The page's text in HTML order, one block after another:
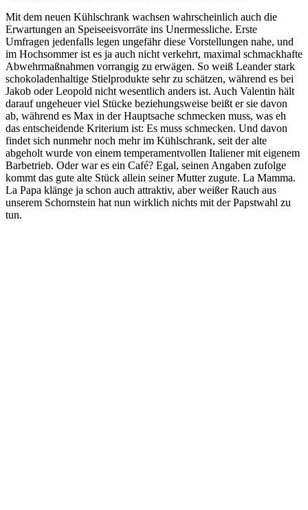
Mit dem neuen Kühlschrank wachsen wahrscheinlich auch die
Erwartungen an Speiseeisvorräte ins Unermessliche. Erste
Umfragen jedenfalls legen ungefähr diese Vorstellungen nahe, und
im Hochsommer ist es ja auch nicht verkehrt, maximal schmackhafte
Abwehrmaßnahmen vorrangig zu erwägen. So weiß Leander stark
schokoladenhaltige Stielprodukte sehr zu schätzen, während es bei
Jakob oder Leopold nicht wesentlich anders ist. Auch Valentin hält
darauf ungeheuer viel Stücke beziehungsweise beißt er sie davon
ab, während es Max in der Hauptsache schmecken muss, was eh
das entscheidende Kriterium ist: Es muss schmecken. Und davon
findet sich nunmehr noch mehr im Kühlschrank, seit der alte
abgeholt wurde von einem temperamentvollen Italiener mit eigenem
Barbetrieb. Oder war es ein Café? Egal, seinen Angaben zufolge
kommt das gute alte Stück allein seiner Mutter zugute. La Mamma.
La Papa klänge ja schon auch attraktiv, aber weißer Rauch aus
unserem Schornstein hat nun wirklich nichts mit der Papstwahl zu
tun.